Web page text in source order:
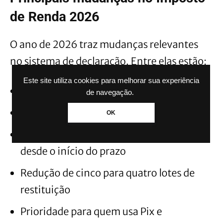
Este site utiliza cookies para melhorar sua experiência
de navegação.
OK
de Renda 2026
O ano de 2026 traz mudanças relevantes
no sistema de declaração. Entre elas estão:
Uso de nome social na declaração
Inclusão de dados de raça e cor
desde o início do prazo
Redução de cinco para quatro lotes de
restituição
Prioridade para quem usa Pix e